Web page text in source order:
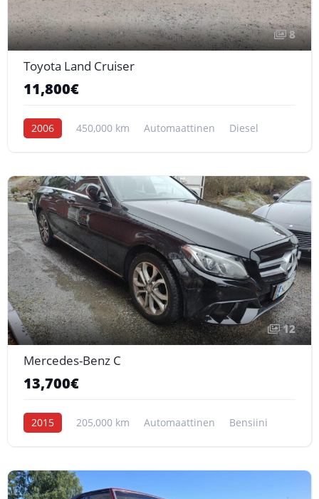
8
Toyota Land Cruiser
11,800€
2006 450,000 km Automaattinen Diesel
12
Mercedes-Benz C
13,700€
2015 205,000 km Automaattinen Bensiini